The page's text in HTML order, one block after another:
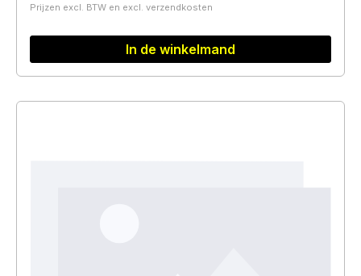
Prijzen excl. BTW en excl. verzendkosten
In de winkelmand